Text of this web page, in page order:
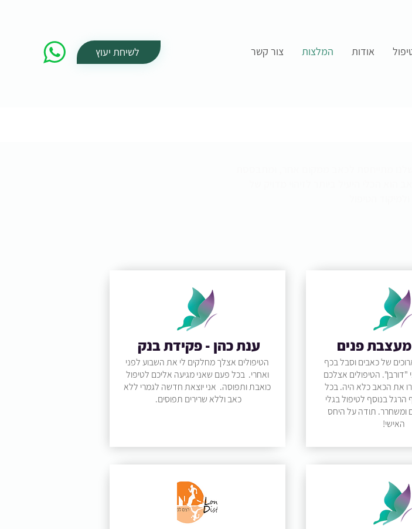
לשיחת יעוץ אודות המלצות צור קשר
פנים
של כאבים וסבל בכף
"דורבן". הטיפולים אצלכם
את הכאב כלא היה. בכל
הרגל בנוסף לטיפול בגלי
ומשחרר. תודה על היחס
האישי!
ענת כהן - פקידת בנק
הטיפולים אצלך מחלקים לי את השבוע לפני
ואחרי. בכל פעם שאני מגיעה אליכם לטיפול
כואבת ותפוסה. אני יוצאת חדשה לגמרי ללא
כאב וללא שרירים תפוסים.